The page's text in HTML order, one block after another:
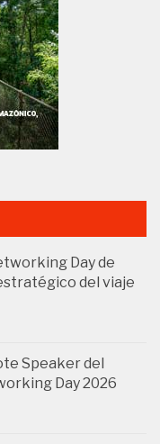
Day de
del viaje
Speaker del
Day 2026